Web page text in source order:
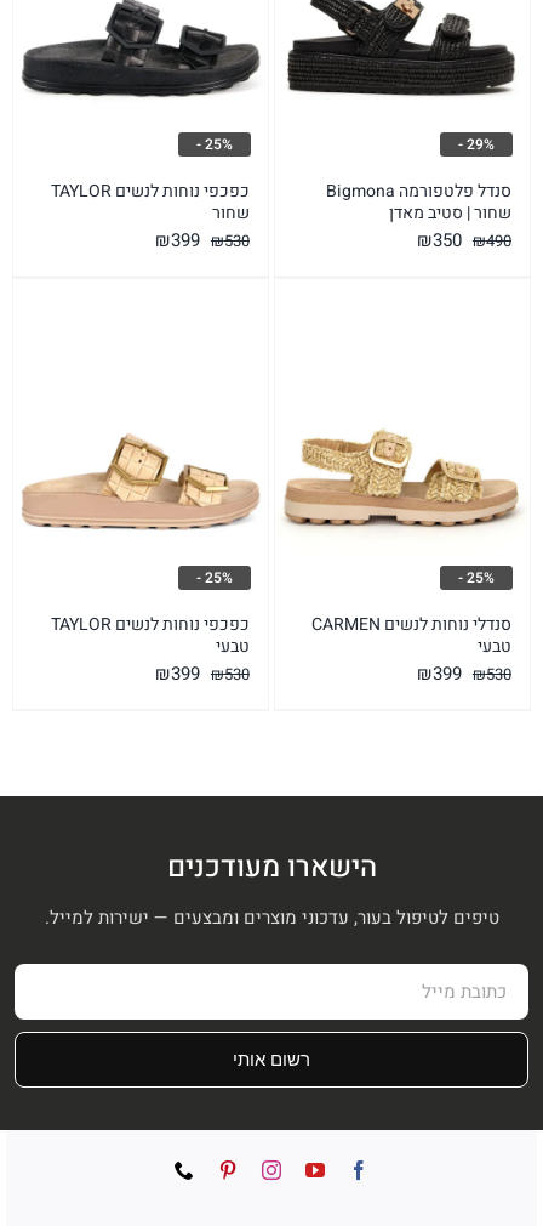
סנדל פלטפורמה Bigmona
שחור | סטיב מאדן
₪490
המחיר
₪350
29% -
כפכפי נוחות לנשים TAYLOR
שחור
₪530
המחיר
₪399
25% -
סנדלי נוחות לנשים CARMEN
טבעי
₪530
המחיר
₪399
25% -
כפכפי נוחות לנשים TAYLOR
טבעי
₪530
המחיר
₪399
25% -
הישארו מעודכנים
טיפים לטיפול בעור, עדכוני מוצרים ומבצעים — ישירות למייל.
רשום אותי